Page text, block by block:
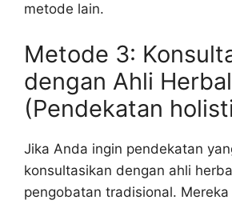
metode lain.
Metode 3:
dengan Ahli Herbal
(Pendekatan
Jika Anda ingin pendekatan
konsultasikan dengan ahli
pengobatan tradisional. Mereka